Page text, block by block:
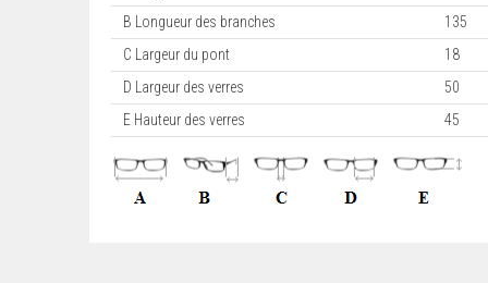
B Longueur des branches
135
C Largeur du pont
18
D Largeur des verres
50
E Hauteur des verres
45